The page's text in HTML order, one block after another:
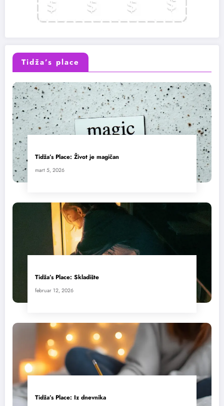
Tidža’s place
Tidža’s Place: Život je magičan
mart 5, 2026
Tidža’s Place: Skladište
februar 12, 2026
Tidža’s Place: Iz dnevnika